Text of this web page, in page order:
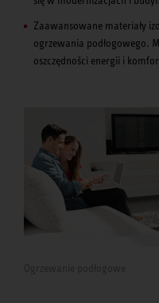
Zaawansowane materiały
ogrzewania podłogowego.
oszczędności energii i